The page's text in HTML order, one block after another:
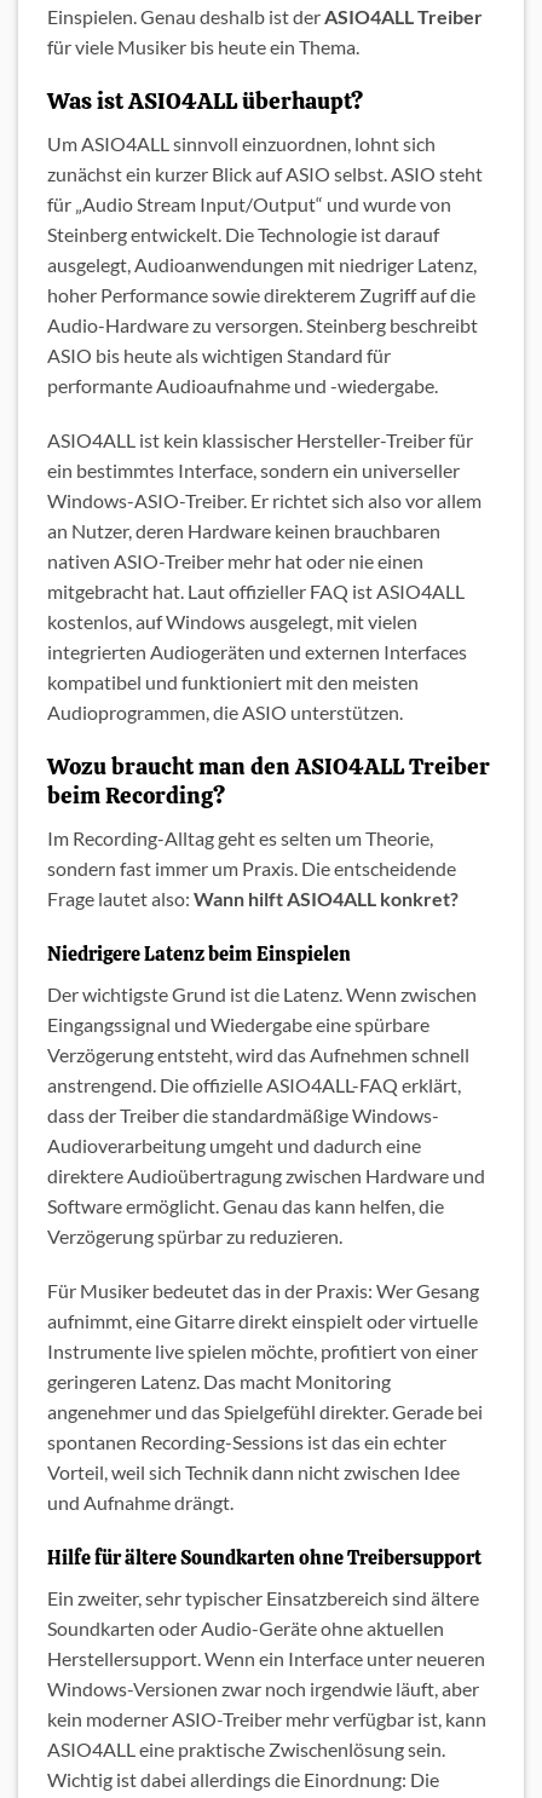
Einspielen. Genau deshalb ist derASIO4ALL Treiber
für viele Musiker bis heute ein Thema.
Was ist ASIO4ALL überhaupt?
Um ASIO4ALL sinnvoll einzuordnen, lohnt sich
zunächst ein kurzer Blick auf ASIO selbst. ASIO steht
für „Audio Stream Input/Output“ und wurde von
Steinberg entwickelt. Die Technologie ist darauf
ausgelegt, Audioanwendungen mit niedriger Latenz,
hoher Performance sowie direkterem Zugriff auf die
Audio-Hardware zu versorgen. Steinberg beschreibt
ASIO bis heute als wichtigen Standard für
performante Audioaufnahme und -wiedergabe.
ASIO4ALL ist kein klassischer Hersteller-Treiber für
ein bestimmtes Interface, sondern ein universeller
Windows-ASIO-Treiber. Er richtet sich also vor allem
an Nutzer, deren Hardware keinen brauchbaren
nativen ASIO-Treiber mehr hat oder nie einen
mitgebracht hat. Laut offizieller FAQ ist ASIO4ALL
kostenlos, auf Windows ausgelegt, mit vielen
integrierten Audiogeräten und externen Interfaces
kompatibel und funktioniert mit den meisten
Audioprogrammen, die ASIO unterstützen.
Wozu braucht man den ASIO4ALL Treiber
beim Recording?
Im Recording-Alltag geht es selten um Theorie,
sondern fast immer um Praxis. Die entscheidende
Frage lautet also: Wann hilft ASIO4ALL konkret?
Niedrigere Latenz beim Einspielen
Der wichtigste Grund ist die Latenz. Wenn zwischen
Eingangssignal und Wiedergabe eine spürbare
Verzögerung entsteht, wird das Aufnehmen schnell
anstrengend. Die offizielle ASIO4ALL-FAQ erklärt,
dass der Treiber die standardmäßige Windows-
Audioverarbeitung umgeht und dadurch eine
direktere Audioübertragung zwischen Hardware und
Software ermöglicht. Genau das kann helfen, die
Verzögerung spürbar zu reduzieren.
Für Musiker bedeutet das in der Praxis: Wer Gesang
aufnimmt, eine Gitarre direkt einspielt oder virtuelle
Instrumente live spielen möchte, profitiert von einer
geringeren Latenz. Das macht Monitoring
angenehmer und das Spielgefühl direkter. Gerade bei
spontanen Recording-Sessions ist das ein echter
Vorteil, weil sich Technik dann nicht zwischen Idee
und Aufnahme drängt.
Hilfe für ältere Soundkarten ohne Treibersupport
Ein zweiter, sehr typischer Einsatzbereich sind ältere
Soundkarten oder Audio-Geräte ohne aktuellen
Herstellersupport. Wenn ein Interface unter neueren
Windows-Versionen zwar noch irgendwie läuft, aber
kein moderner ASIO-Treiber mehr verfügbar ist, kann
ASIO4ALL eine praktische Zwischenlösung sein.
Wichtig ist dabei allerdings die Einordnung: Die